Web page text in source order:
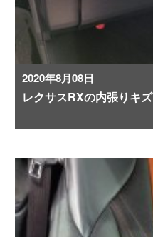
2020年8月08日
レクサスRXの内張りキ